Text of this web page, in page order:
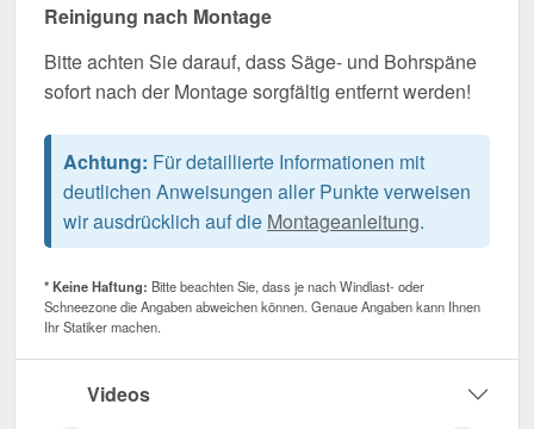
Reinigung nach Montage
Bitte achten Sie darauf, dass Säge- und Bohrspäne
sofort nach der Montage sorgfältig entfernt werden!
Achtung: Für detaillierte Informationen mit
deutlichen Anweisungen aller Punkte verweisen
wir ausdrücklich auf die Montageanleitung.
* Keine Haftung: Bitte beachten Sie, dass je nach Windlast- oder
Schneezone die Angaben abweichen können. Genaue Angaben kann Ihnen
Ihr Statiker machen.
Videos